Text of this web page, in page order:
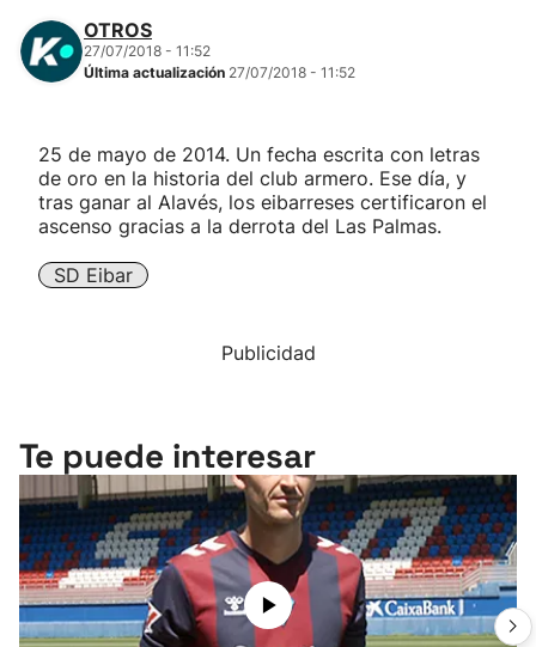
Atletismo
Más deportes
OTROS
27/07/2018 - 11:52
Última actualización 27/07/2018 - 11:52
25 de mayo de 2014. Un fecha escrita con letras
de oro en la historia del club armero. Ese día, y
tras ganar al Alavés, los eibarreses certificaron el
ascenso gracias a la derrota del Las Palmas.
SD Eibar
Publicidad
Te puede interesar